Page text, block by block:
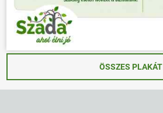
ÖSSZES PLAKÁT